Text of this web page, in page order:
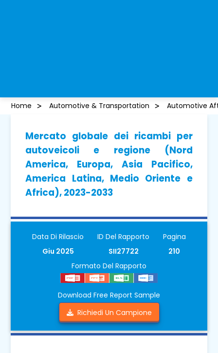
Home Automotive & Transportation Automotive
Mercato globale dei ricambi per
autoveicoli e regione (Nord
America, Europa, Asia Pacifico,
America Latina, Medio Oriente e
Africa), 2023-2033
Data Di Rilascio
Giu 2025
ID Del Rapporto
SII27722
Pagina
210
Formato Del Rapporto
Download Free Report Sample
Richiedi Un Campione